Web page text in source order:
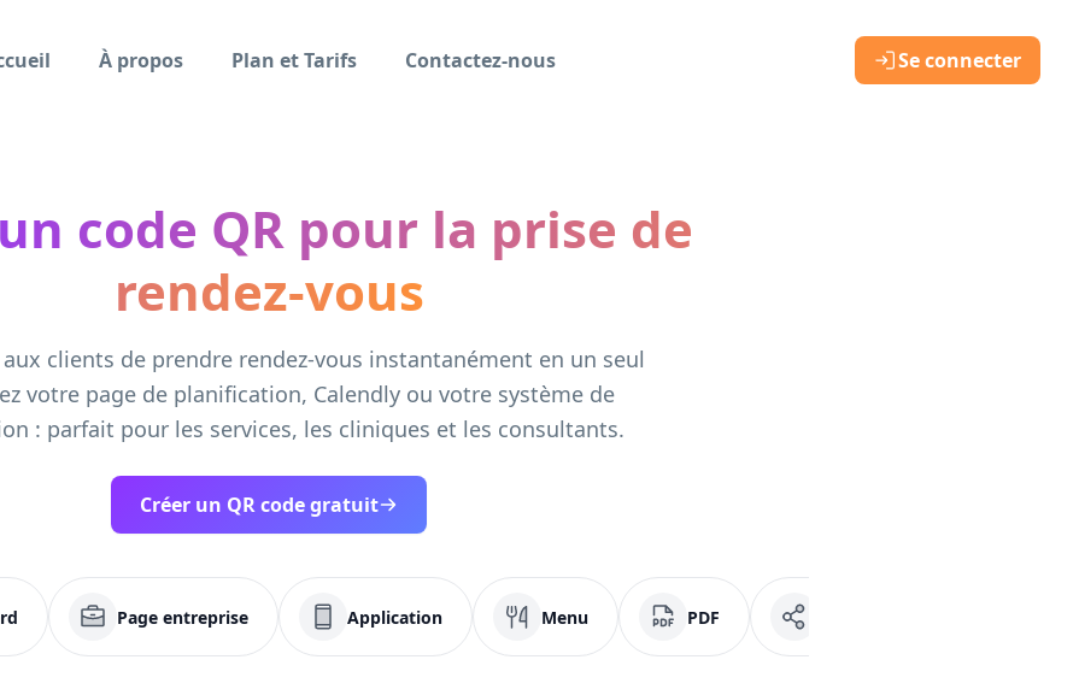
À propos Plan et Tarifs Contactez-nous Se connecter
code QR pour la prise de
rendez-vous
clients de prendre rendez-vous instantanément en un seul
votre page de planification, Calendly ou votre système de
: parfait pour les services, les cliniques et les consultants.
Créer un QR code gratuit
Page entreprise Application Menu PDF